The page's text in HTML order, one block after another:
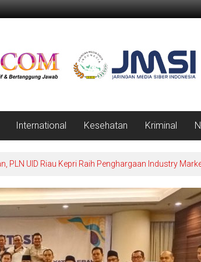
International Kesehatan Kriminal
Petani dan Nelayan, Ramli: Harus Jadi